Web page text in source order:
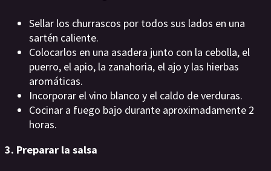
Sellar los churrascos por todos sus lados en una
sartén caliente.
Colocarlos en una asadera junto con la cebolla, el
puerro, el apio, la zanahoria, el ajo y las hierbas
aromáticas.
Incorporar el vino blanco y el caldo de verduras.
Cocinar a fuego bajo durante aproximadamente 2
horas.
3. Preparar la salsa